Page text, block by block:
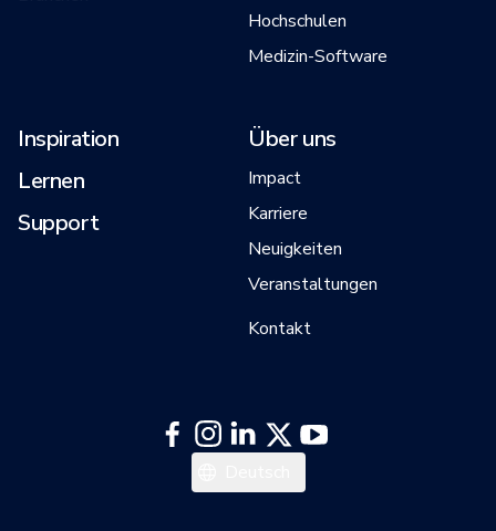
Hochschulen
Medizin-Software
Inspiration
Lernen
Support
Über uns
Impact
Karriere
Neuigkeiten
Veranstaltungen
Kontakt